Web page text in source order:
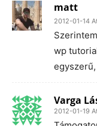
matt
2012-01-14
wp
Varga
2012-01-19